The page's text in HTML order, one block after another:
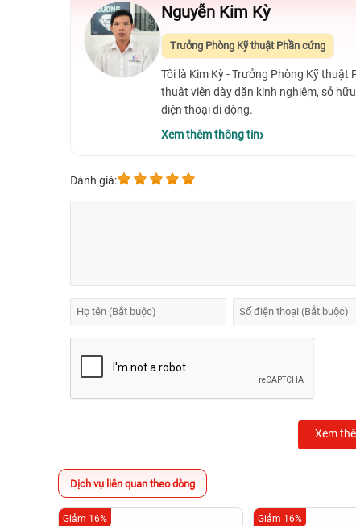
Nguyễn Kim Kỳ
Trưởng Phòng Kỹ thuật Phần cứng
Tôi là Kim Kỳ - Trưởng Phòng Kỹ
thuật viên dày dặn kinh nghiệm, sở
điện thoại di động.
Xem thêm thông tin
Đánh giá:
Xem
Dịch vụ liên quan theo dòng
Giảm 16% Giảm 16%